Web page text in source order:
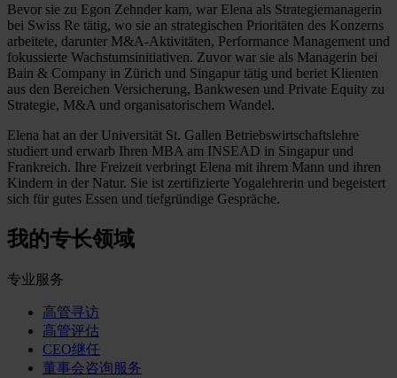
Bevor sie zu Egon Zehnder kam, war Elena als Strategiemanagerin
bei Swiss Re tätig, wo sie an strategischen Prioritäten des Konzerns
arbeitete, darunter M&A-Aktivitäten, Performance Management und
fokussierte Wachstumsinitiativen. Zuvor war sie als Managerin bei
Bain & Company in Zürich und Singapur tätig und beriet Klienten
aus den Bereichen Versicherung, Bankwesen und Private Equity zu
Strategie, M&A und organisatorischem Wandel.
Elena hat an der Universität St. Gallen Betriebswirtschaftslehre
studiert und erwarb Ihren MBA am INSEAD in Singapur und
Frankreich. Ihre Freizeit verbringt Elena mit ihrem Mann und ihren
Kindern in der Natur. Sie ist zertifizierte Yogalehrerin und begeistert
sich für gutes Essen und tiefgründige Gespräche.
我的专长领域
专业服务
高管寻访
高管评估
CEO继任
董事会咨询服务